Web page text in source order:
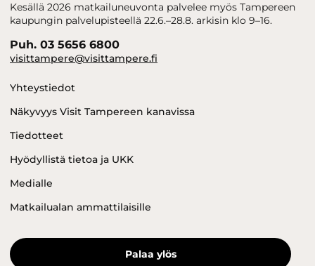
Kesällä 2026 matkailuneuvonta palvelee myös Tampereen
kaupungin palvelupisteellä 22.6.–28.8. arkisin klo 9–16.
Puh. 03 5656 6800
visittampere@visittampere.fi
Yhteystiedot
Näkyvyys Visit Tampereen kanavissa
Tiedotteet
Hyödyllistä tietoa ja UKK
Medialle
Matkailualan ammattilaisille
Palaa ylös